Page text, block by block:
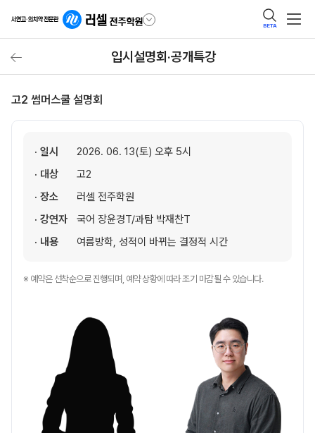
BETA
입시설명회·공개특강
고2 썸머스쿨 설명회
· 일시
2026. 06. 13(토) 오후 5시
· 대상
고2
· 장소
러셀 전주학원
· 강연자
국어 장윤경T/과탐 박재찬T
· 내용
여름방학, 성적이 바뀌는 결정적 시간
※ 예약은 선착순으로 진행되며, 예약 상황에 따라 조기 마감될 수 있습니다.